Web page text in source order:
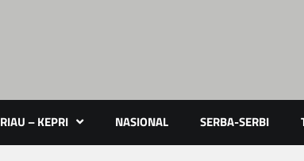
RIAU – KEPRI NASIONAL SERBA-SERBI